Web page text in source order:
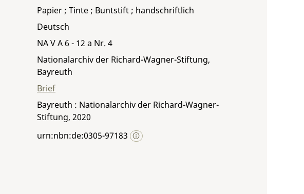
Papier ; Tinte ; Buntstift ; handschriftlich
Deutsch
NA V A 6 - 12 a Nr. 4
Nationalarchiv der Richard-Wagner-Stiftung,
Bayreuth
Brief
Bayreuth : Nationalarchiv der Richard-Wagner-
Stiftung, 2020
urn:nbn:de:0305-97183